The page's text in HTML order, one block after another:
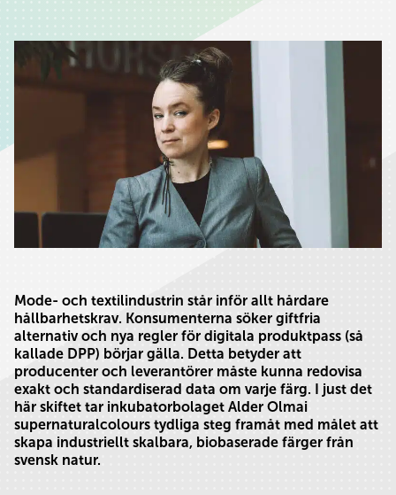
Mode- och textilindustrin står inför allt hårdare
hållbarhetskrav. Konsumenterna söker giftfria
alternativ och nya regler för digitala produktpass (så
kallade DPP) börjar gälla. Detta betyder att
producenter och leverantörer måste kunna redovisa
exakt och standardiserad data om varje färg. I just det
här skiftet tar inkubatorbolaget Alder Olmai
supernaturalcolours tydliga steg framåt med målet att
skapa industriellt skalbara, biobaserade färger från
svensk natur.